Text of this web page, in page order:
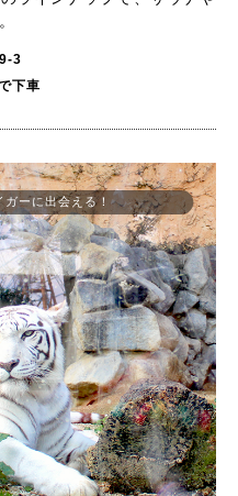
3
下車
ーに出会える！